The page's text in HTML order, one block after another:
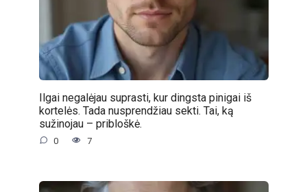
Ilgai negalėjau suprasti, kur dingsta pinigai iš
kortelės. Tada nusprendžiau sekti. Tai, ką
sužinojau – pribloškė.
0 7